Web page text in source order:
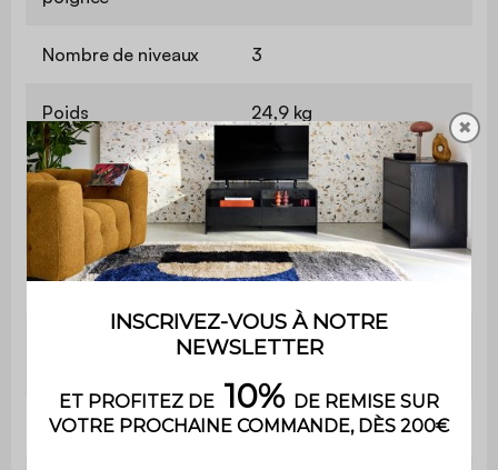
Nombre de niveaux 3
Poids 24,9 kg
Poids max.
supporté
10 kg
Utilisation Intérieur
Usage domestique
Garantie 2 ans
✖